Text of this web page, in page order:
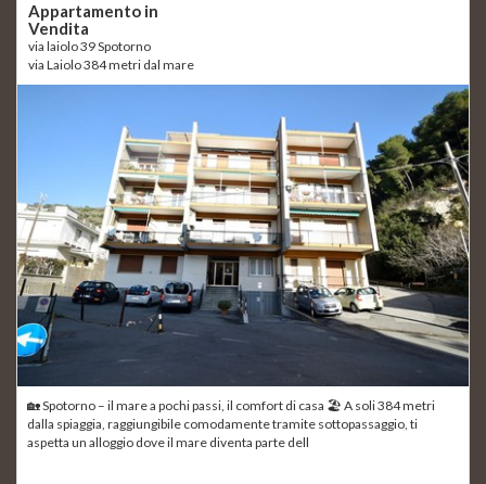
Appartamento in
Vendita
via laiolo 39 Spotorno
via Laiolo 384 metri dal mare
🏡 Spotorno – il mare a pochi passi, il comfort di casa 🏖 A soli 384 metri
dalla spiaggia, raggiungibile comodamente tramite sottopassaggio, ti
aspetta un alloggio dove il mare diventa parte dell